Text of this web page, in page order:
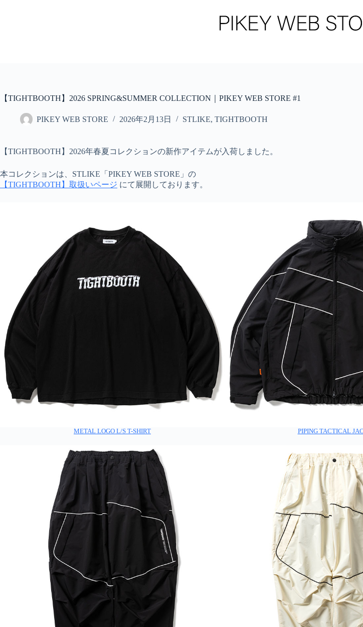
プ【TIGHTBOOTH】2026 SPRING&SUMMER COLLECTION｜PIKEY WEB STORE #1
PIKEY WEB STORE 2026年2月13日 STLIKE, TIGHTBOOTH
【TIGHTBOOTH】2026年春夏コレクションの新作アイテムが入荷しました。
本コレクションは、STLIKE「PIKEY WEB STORE」の
【TIGHTBOOTH】取扱いページ にて展開しております。
METAL LOGO L/S T-SHIRT PIPING TACTICAL